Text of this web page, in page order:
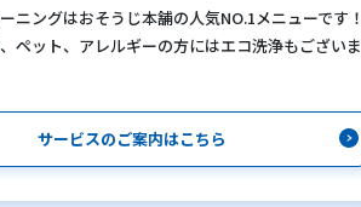
ニングはおそうじ本舗の人気NO.1メニューです
ペット、アレルギーの方にはエコ洗浄もございま
サービスのご案内はこちら